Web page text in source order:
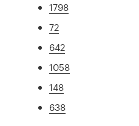
1798
72
642
1058
148
638